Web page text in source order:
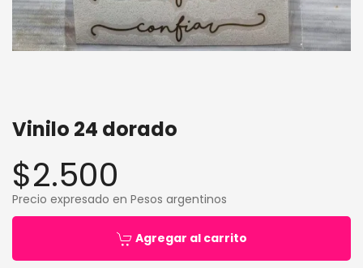
Vinilo 24 dorado
$2.500
Precio expresado en Pesos argentinos
Agregar al carrito